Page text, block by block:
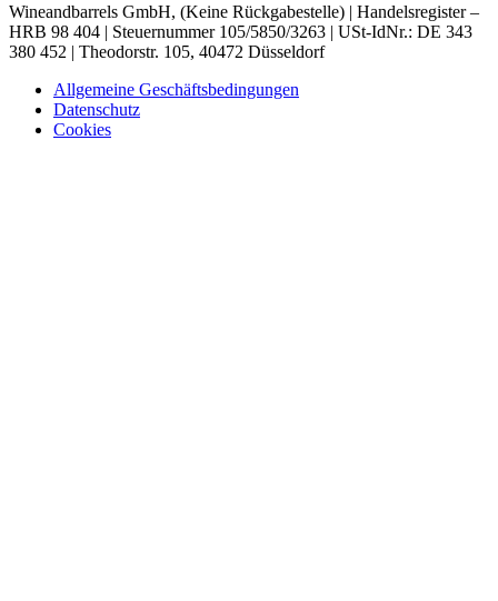
Wineandbarrels GmbH, (Keine Rückgabestelle) | Handelsregister –
HRB 98 404 | Steuernummer 105/5850/3263 | USt-IdNr.: DE 343
380 452 | Theodorstr. 105, 40472 Düsseldorf
Allgemeine Geschäftsbedingungen
Datenschutz
Cookies